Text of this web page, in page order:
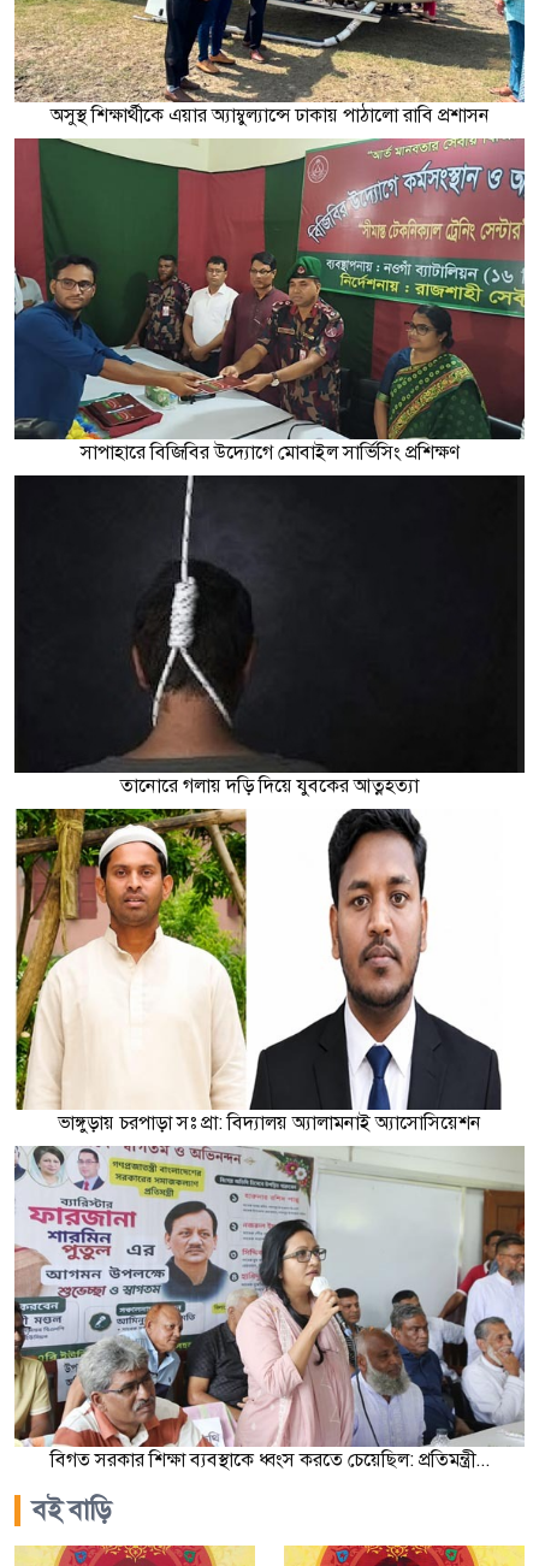
অসুস্থ শিক্ষার্থীকে এয়ার অ্যাম্বুল্যান্সে ঢাকায় পাঠালো রাবি প্রশাসন
সাপাহারে বিজিবির উদ্যোগে মোবাইল সার্ভিসিং প্রশিক্ষণ
তানোরে গলায় দড়ি দিয়ে যুবকের আত্নহত্যা
ভাঙ্গুড়ায় চরপাড়া সঃ প্রা: বিদ্যালয় অ্যালামনাই অ্যাসোসিয়েশন
বিগত সরকার শিক্ষা ব্যবস্থাকে ধ্বংস করতে চেয়েছিল: প্রতিমন্ত্রী...
বই বাড়ি